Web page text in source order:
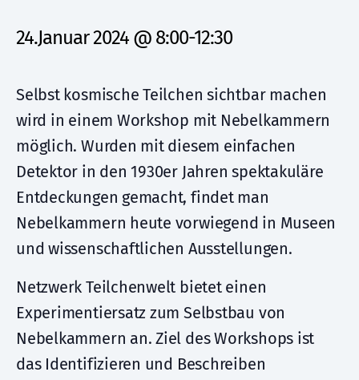
24.Januar 2024 @ 8:00-12:30
Selbst kosmische Teilchen sichtbar machen
wird in einem Workshop mit Nebelkammern
möglich. Wurden mit diesem einfachen
Detektor in den 1930er Jahren spektakuläre
Entdeckungen gemacht, findet man
Nebelkammern heute vorwiegend in Museen
und wissenschaftlichen Ausstellungen.
Netzwerk Teilchenwelt bietet einen
Experimentiersatz zum Selbstbau von
Nebelkammern an. Ziel des Workshops ist
das Identifizieren und Beschreiben